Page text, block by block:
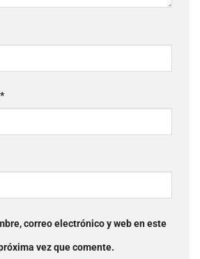
*
correo electrónico y web en este
vez que comente.